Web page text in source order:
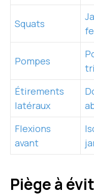
Squats
Pompes
Étirements
latéraux
Flexions
avant
Piège à